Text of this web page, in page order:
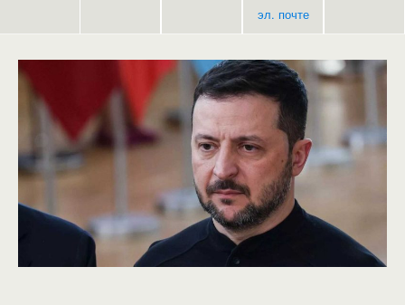
эл. почте